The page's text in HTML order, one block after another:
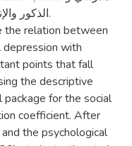
الذكور
the relation between
depression with
points that fall
the descriptive
for the social
coefficient. After
the psychological